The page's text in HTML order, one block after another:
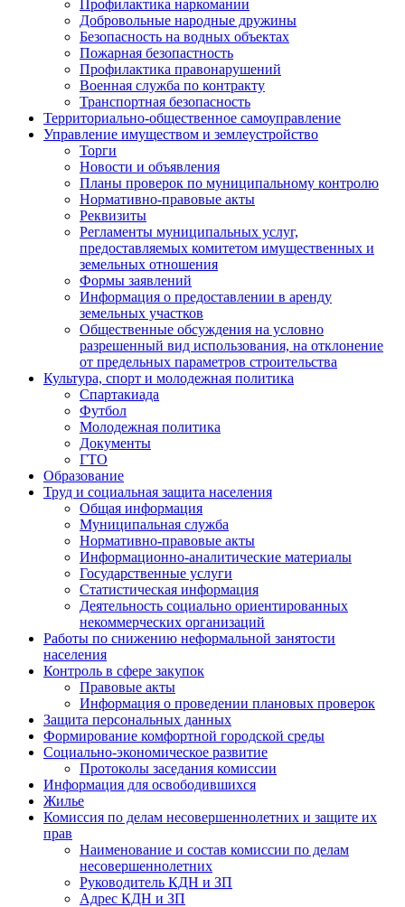
Профилактика наркомании
Добровольные народные дружины
Безопасность на водных объектах
Пожарная безопастность
Профилактика правонарушений
Военная служба по контракту
Транспортная безопасность
Территориально-общественное самоуправление
Управление имуществом и землеустройство
Торги
Новости и объявления
Планы проверок по муниципальному контролю
Нормативно-правовые акты
Реквизиты
Регламенты муниципальных услуг,
предоставляемых комитетом имущественных и
земельных отношения
Формы заявлений
Информация о предоставлении в аренду
земельных участков
Общественные обсуждения на условно
разрешенный вид использования, на отклонение
от предельных параметров строительства
Культура, спорт и молодежная политика
Спартакиада
Футбол
Молодежная политика
Документы
ГТО
Образование
Труд и социальная защита населения
Общая информация
Муниципальная служба
Нормативно-правовые акты
Информационно-аналитические материалы
Государственные услуги
Статистическая информация
Деятельность социально ориентированных
некоммерческих организаций
Работы по снижению неформальной занятости
населения
Контроль в сфере закупок
Правовые акты
Информация о проведении плановых проверок
Защита персональных данных
Формирование комфортной городской среды
Социально-экономическое развитие
Протоколы заседания комиссии
Информация для освободившихся
Жилье
Комиссия по делам несовершеннолетних и защите их
прав
Наименование и состав комиссии по делам
несовершеннолетних
Руководитель КДН и ЗП
Адрес КДН и ЗП